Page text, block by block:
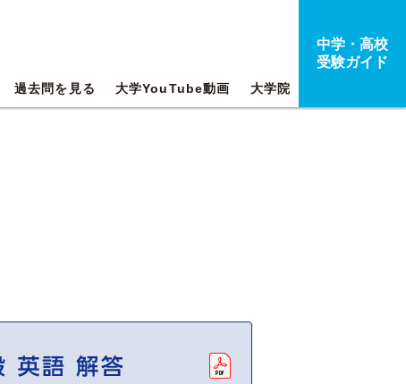
過去問を見る 大学YouTube動画 大学院
中学・高校
受験ガイド